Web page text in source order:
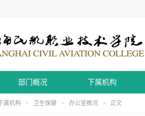
部门概况 下属机构
下属机构 > 卫生保健 > 办公室概况 > 正文